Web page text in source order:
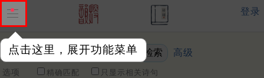
点击这里，展开功能菜单
登录
关键词 高级
选项 精确匹配 只显示相关诗句